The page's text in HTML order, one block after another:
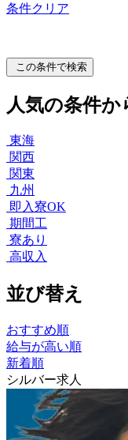
条件クリア
この条件で検索
人気の条件か
東海
関西
関東
九州
即入寮OK
期間工
寮あり
高収入
並び替え
おすすめ順
給与が高い順
新着順
シルバー求人